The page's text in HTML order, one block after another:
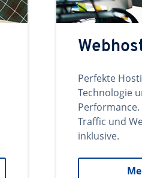
Perfekte
Technologie
Traffic und
inklusive.